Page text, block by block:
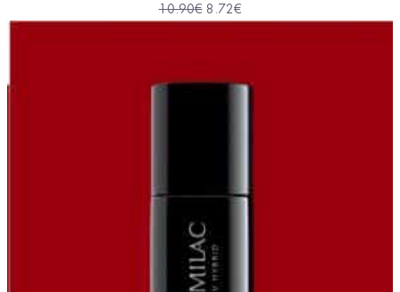
10.90€ 8.72€